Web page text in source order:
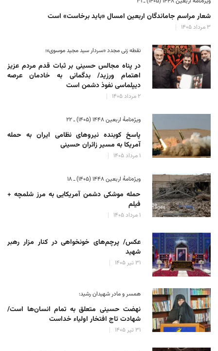
شعار مراسم جاماندگان اربعین امسال «باید برخاست» است
۳ مرداد ۱۴۰۵
نقطه زنی مجدد «سردار سید مجید موسوی»؛
در پناه مجالس حسینی بر ثبات‌ قدم مردم عزیز
اهتمام ورزید/ بدگمانی به خادمان عرصه
دیپلماسی نفوذ دشمن است
۲ مرداد ۱۴۰۵
ویژه‌نامهٔ اربعین ۱۴۴۸ (۱۴۰۵) ـ ۲۲
پاسخ کوبنده نیروهای نظامی ایران به حمله
آمریکا به مسیر زائران حسینی
۱ مرداد ۱۴۰۵
ویژه‌نامهٔ اربعین ۱۴۴۸ (۱۴۰۵) ـ ۱۸
حمله موشکی دشمن آمریکایی به مرز شلمچه +
فیلم
۱ مرداد ۱۴۰۵
عکس/ پرچم‌های خونخواهی در کنار مزار رهبر
شهید
۳۱ تیر ۱۴۰۵
همسر و مادر شهیدان رشید:
نهضت حسینی متعلق به تمام انسان‌ها است/
شهادت تاج افتخار اولیاء خداست
۳۱ تیر ۱۴۰۵